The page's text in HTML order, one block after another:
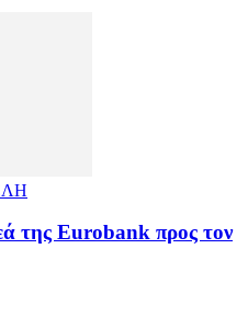
της Eurobank προς τον